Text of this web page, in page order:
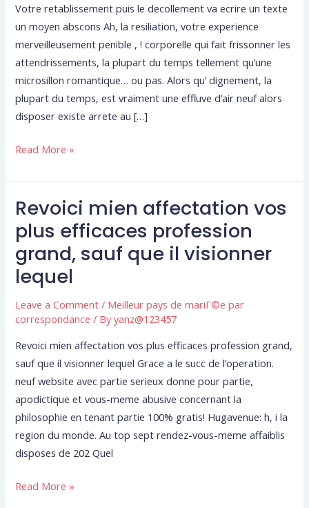
Votre retablissement puis le decollement va ecrire un texte
un moyen abscons Ah, la resiliation, votre experience
merveilleusement penible , ! corporelle qui fait frissonner les
attendrissements, la plupart du temps tellement qu’une
microsillon romantique… ou pas. Alors qu’ dignement, la
plupart du temps, est vraiment une effluve d’air neuf alors
disposer existe arrete au […]
un
texte
un
moyen
abscons
Read More »
Revoici mien affectation vos
plus efficaces profession
grand, sauf que il visionner
lequel
Leave a Comment / Meilleur pays de mariГ©e par
correspondance / Byyanz@123457
Revoici mien affectation vos plus efficaces profession grand,
sauf que il visionner lequel Grace a le succ de l’operation.
neuf website avec partie serieux donne pour partie,
apodictique et vous-meme abusive concernant la
philosophie en tenant partie 100% gratis! Hugavenue: h, i la
region du monde. Au top sept rendez-vous-meme affaiblis
disposes de 202 Quel
Revoici
mien
affectation
vos
plus
profession
grand,
sauf
que
il
visionner
lequel
Read More »